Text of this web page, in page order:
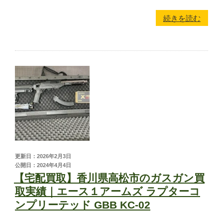
お申込みフォーム
続きを読む
更新日：2026年2月3日
公開日：2024年4月4日
【宅配買取】香川県高松市のガスガン買
取実績｜エース１アームズ ラプターコ
ンプリーテッド GBB KC-02